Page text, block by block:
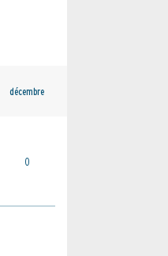
décembre
0